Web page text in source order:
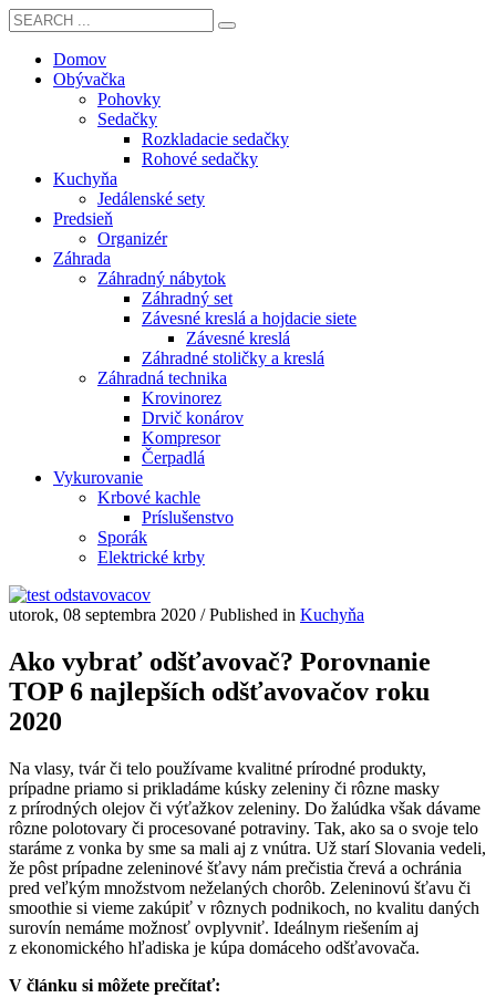
Domov
Obývačka
Pohovky
Sedačky
Rozkladacie sedačky
Rohové sedačky
Kuchyňa
Jedálenské sety
Predsieň
Organizér
Záhrada
Záhradný nábytok
Záhradný set
Závesné kreslá a hojdacie siete
Závesné kreslá
Záhradné stoličky a kreslá
Záhradná technika
Krovinorez
Drvič konárov
Kompresor
Čerpadlá
Vykurovanie
Krbové kachle
Príslušenstvo
Sporák
Elektrické krby
utorok, 08 septembra 2020 /Published in Kuchyňa
Ako vybrať odšťavovač? Porovnanie
TOP 6 najlepších odšťavovačov roku
2020
Na vlasy, tvár či telo používame kvalitné prírodné produkty,
prípadne priamo si prikladáme kúsky zeleniny či rôzne masky
z prírodných olejov či výťažkov zeleniny. Do žalúdka však dávame
rôzne polotovary či procesované potraviny. Tak, ako sa o svoje telo
staráme z vonka by sme sa mali aj z vnútra. Už starí Slovania vedeli,
že pôst prípadne zeleninové šťavy nám prečistia črevá a ochránia
pred veľkým množstvom neželaných chorôb. Zeleninovú šťavu či
smoothie si vieme zakúpiť v rôznych podnikoch, no kvalitu daných
surovín nemáme možnosť ovplyvniť. Ideálnym riešením aj
z ekonomického hľadiska je kúpa domáceho odšťavovača.
V článku si môžete prečítať: